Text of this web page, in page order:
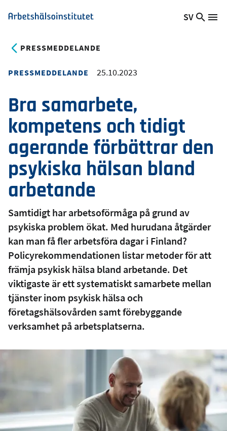
Hoppa
till
Arbetshälsoinstitutet
Växla
SV
Sök
PRESSMEDDELANDE
PRESSMEDDELANDE 25.10.2023
Bra samarbete,
kompetens och tidigt
agerande förbättrar den
psykiska hälsan bland
arbetande
Samtidigt har arbetsoförmåga på grund av
psykiska problem ökat. Med hurudana åtgärder
kan man få fler arbetsföra dagar i Finland?
Policyrekommendationen listar metoder för att
främja psykisk hälsa bland arbetande. Det
viktigaste är ett systematiskt samarbete mellan
tjänster inom psykisk hälsa och
företagshälsovården samt förebyggande
verksamhet på arbetsplatserna.